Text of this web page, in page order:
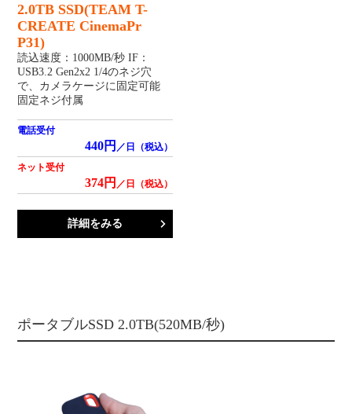
2.0TB SSD(TEAM T-
CREATE CinemaPr
P31)
読込速度：1000MB/秒 IF：
USB3.2 Gen2x2 1/4のネジ穴
で、カメラケージに固定可能
固定ネジ付属
電話受付
440円 ／日（税込）
ネット受付
374円 ／日（税込）
詳細をみる
ポータブルSSD 2.0TB(520MB/秒)